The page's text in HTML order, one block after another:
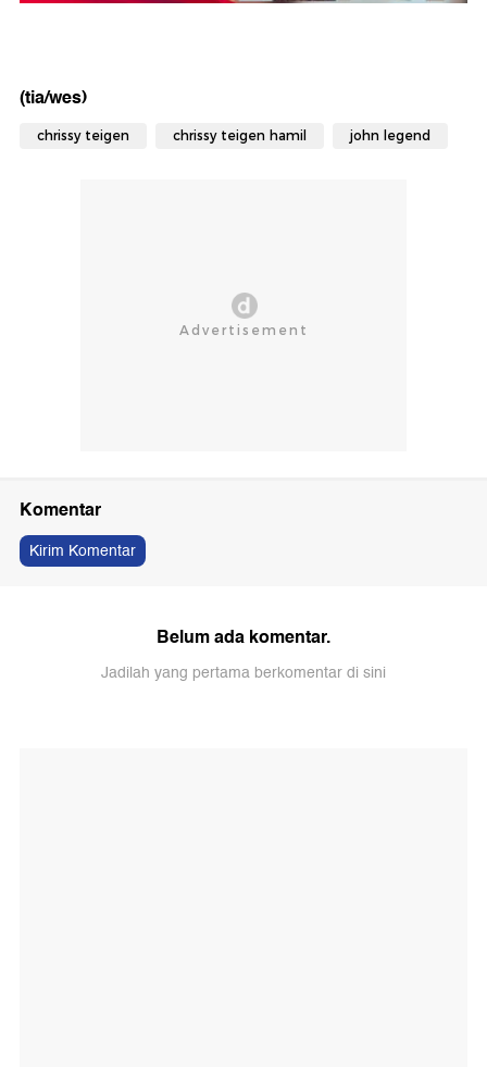
(tia/wes)
chrissy teigen chrissy teigen hamil john legend
Komentar
Kirim Komentar
Belum ada komentar.
Jadilah yang pertama berkomentar di sini